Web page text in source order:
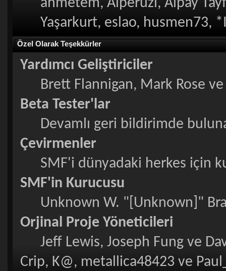
ahmetem, Alperuzi, Alpay
Yaşarkurt, eslao, husmen73,
Özel Olarak Teşekkürler
Yardımcı Geliştiriciler
Brett Flannigan, Mark Rose
Beta Tester'lar
Devamlı geri bildirimde
Çevirmenler
SMF'i dünyadaki herkes için
SMF'in Kurucusu
Unknown W. "[Unknown]"
Orjinal Proje Yöneticileri
Jeff Lewis, Joseph Fung ve
Crip, K@, metallica48423 ve